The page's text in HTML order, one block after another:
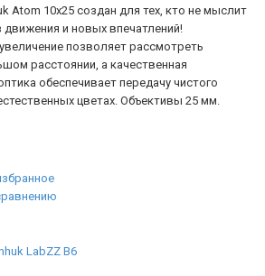
Atom 10x25 создан для тех, кто не мыслит
движения и новых впечатлений!
позволяет рассмотреть
расстоянии, а качественная
обеспечивает передачу чистого
цветах. Объективы 25 мм.